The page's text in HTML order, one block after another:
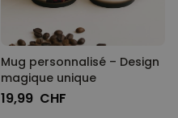
Mug personnalisé – Design
magique unique
19,99 CHF